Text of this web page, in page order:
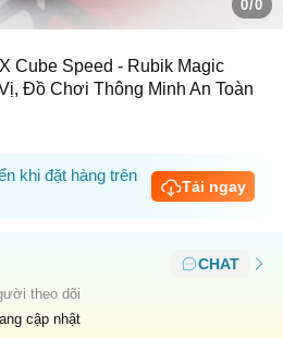
0/0
Cube Speed - Rubik Magic
Đồ Chơi Thông Minh An Toàn
khi đặt hàng trên
Tải ngay
CHAT
theo dõi
cập nhật